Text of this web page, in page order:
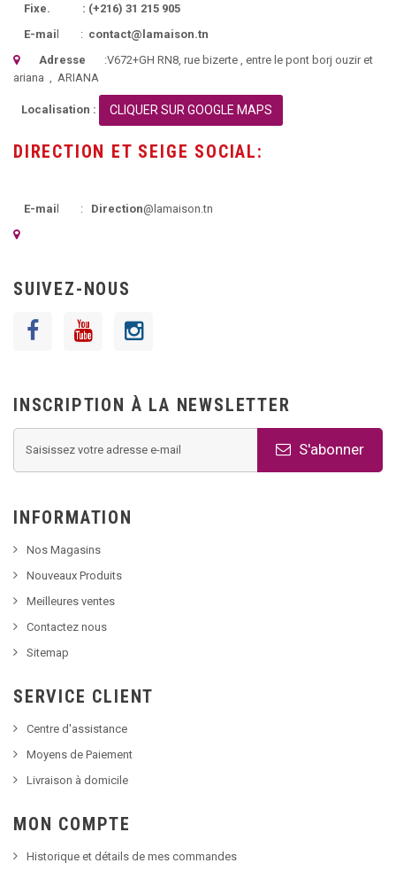
Fixe. : (+216) 31 215 905
E-mail : contact@lamaison.tn
Adresse :V672+GH RN8, rue bizerte , entre le pont borj ouzir et
ariana ,
ARIANA
Localisation : CLIQUER SUR GOOGLE MAPS
DIRECTION ET SEIGE SOCIAL:
E-mail : Direction@lamaison.tn
SUIVEZ-NOUS
INSCRIPTION À LA NEWSLETTER
S'abonner
INFORMATION
Nos Magasins
Nouveaux Produits
Meilleures ventes
Contactez nous
Sitemap
SERVICE CLIENT
Centre d'assistance
Moyens de Paiement
Livraison à domicile
MON COMPTE
Historique et détails de mes commandes